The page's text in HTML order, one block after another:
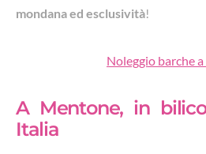
mondana ed esclusività!
Noleggio barche
A Mentone, in
Italia